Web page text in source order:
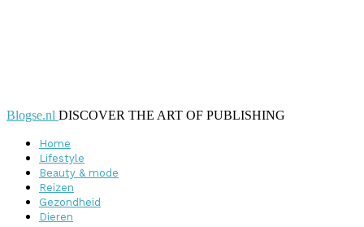
Blogse.nl DISCOVER THE ART OF PUBLISHING
Home
Lifestyle
Beauty & mode
Reizen
Gezondheid
Dieren